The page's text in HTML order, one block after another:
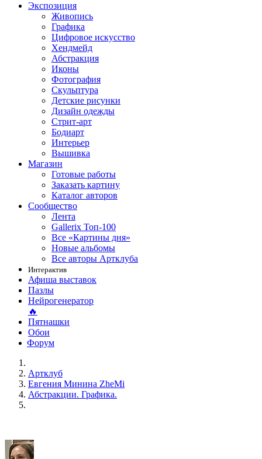
Экспозиция
Живопись
Графика
Цифровое искусство
Хендмейд
Абстракция
Иконы
Фотография
Скульптура
Детские рисунки
Дизайн одежды
Стрит-арт
Бодиарт
Интерьер
Вышивка
Магазин
Готовые работы
Заказать картину
Каталог авторов
Сообщество
Лента
Gallerix Топ-100
Все «Картины дня»
Новые альбомы
Все авторы Артклуба
Интерактив
Афиша выставок
Пазлы
Нейрогенератор
🔥
Пятнашки
Обои
Форум
Артклуб
Евгения Минина ZheMi
Абстракции. Графика.